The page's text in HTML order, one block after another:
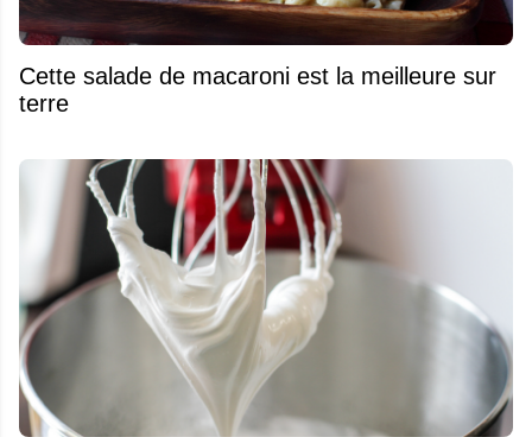
Cette salade de macaroni est la meilleure sur
terre